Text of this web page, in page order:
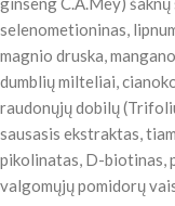
selenometioninas,
magnio druska,
dumblių milteliai,
raudonųjų dobilų
sausasis ekstraktas,
pikolinatas, D-biotinas,
valgomųjų pomidorų